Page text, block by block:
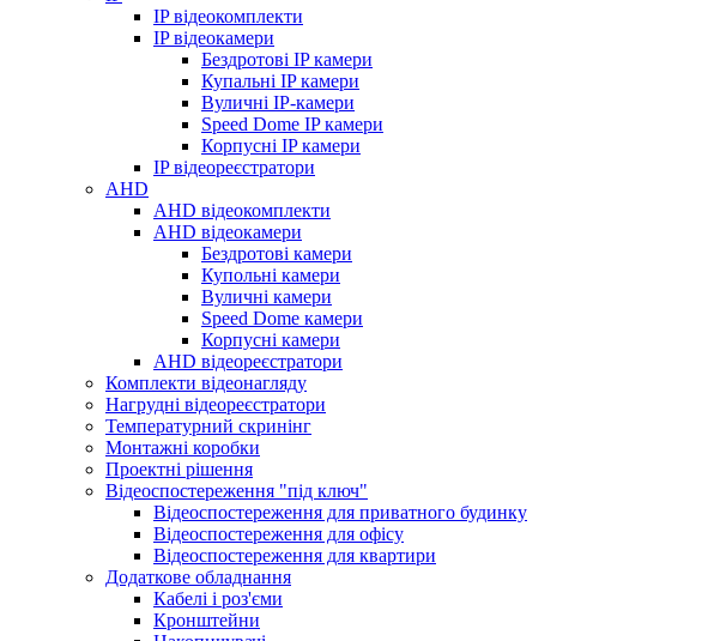
IP відеокомплекти
IP відеокамери
Бездротові IP камери
Купальні IP камери
Вуличні IP-камери
Speed Dome IP камери
Корпусні IP камери
IP відеореєстратори
AHD
AHD відеокомплекти
AHD відеокамери
Бездротові камери
Купольні камери
Вуличні камери
Speed Dome камери
Корпусні камери
AHD відеореєстратори
Комплекти відеонагляду
Нагрудні відеореєстратори
Температурний скринінг
Монтажні коробки
Проектні рішення
Відеоспостереження "під ключ"
Відеоспостереження для приватного будинку
Відеоспостереження для офісу
Відеоспостереження для квартири
Додаткове обладнання
Кабелі і роз'єми
Кронштейни